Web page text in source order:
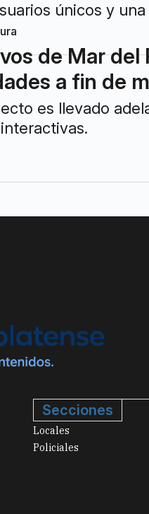
únicos y
de Mar
a fin de
es llevado
Secciones
Locales
Policiales